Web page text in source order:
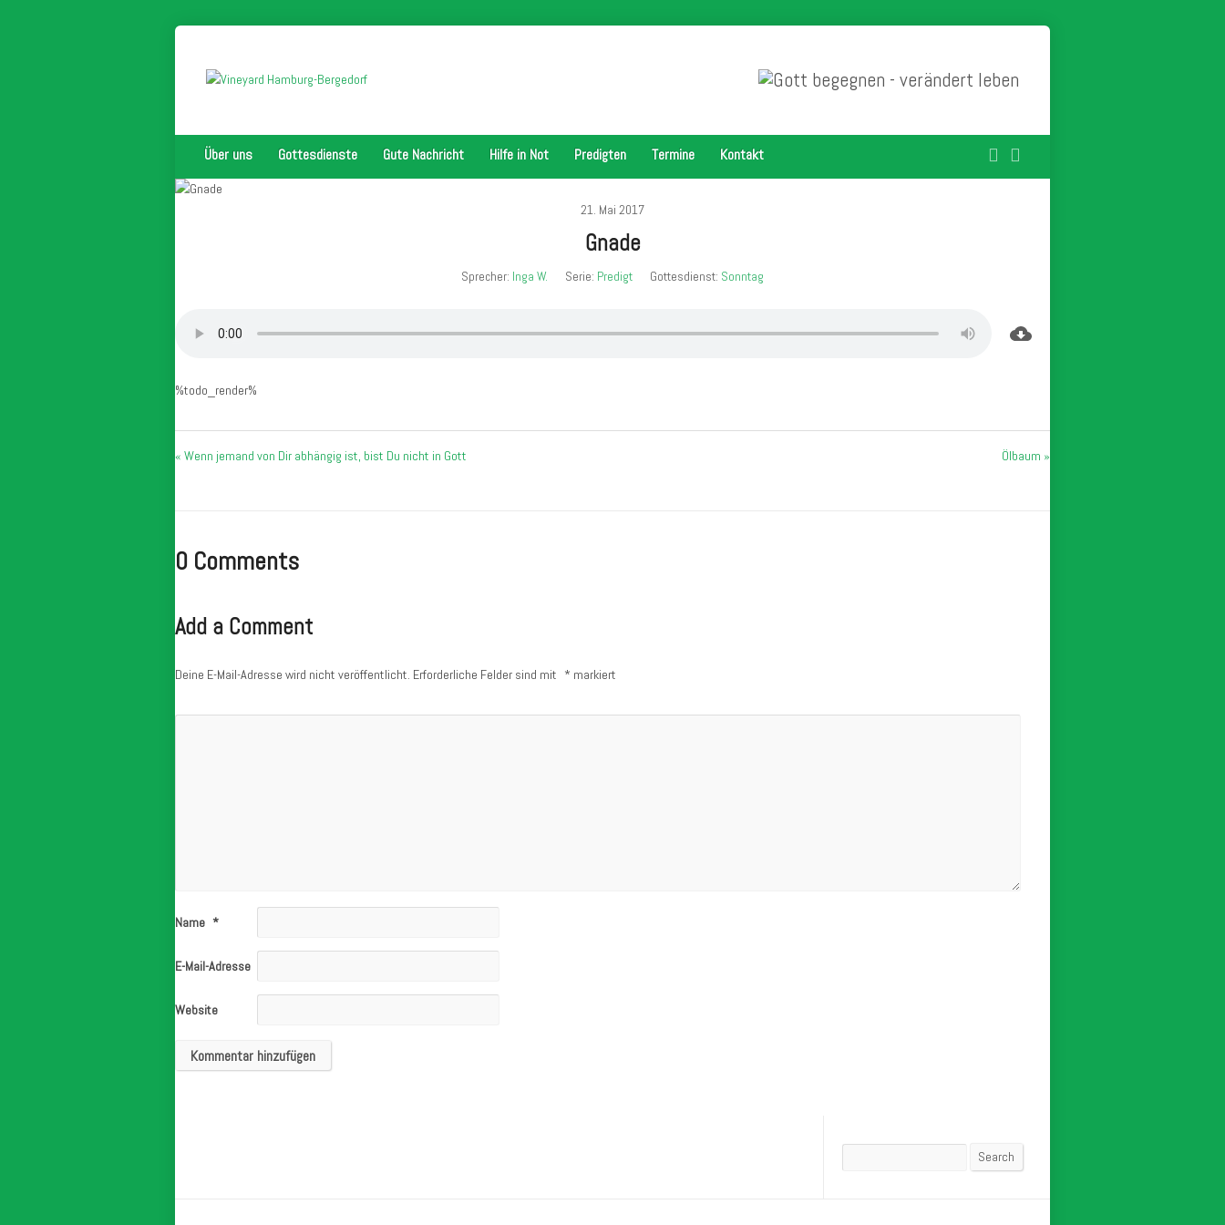
Über uns Gottesdienste Gute Nachricht Hilfe in Not Predigten Termine Kontakt
21. Mai 2017
Gnade
Sprecher: Inga W. Serie: Predigt Gottesdienst: Sonntag
%todo_render%
« Wenn jemand von Dir abhängig ist, bist Du nicht in Gott Ölbaum »
0 Comments
Add a Comment
Deine E-Mail-Adresse wird nicht veröffentlicht. Erforderliche Felder sind mit * markiert
Name *
E-Mail-Adresse
Website
Search